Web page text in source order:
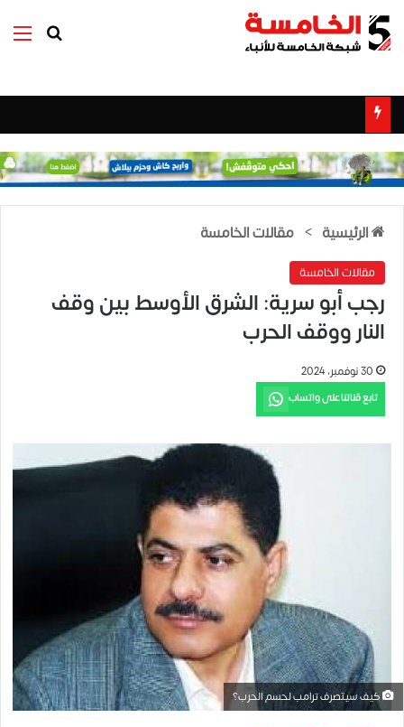
بحث عن
الرئيسية > مقالات الخامسة
مقالات الخامسة
رجب أبو سرية: الشرق الأوسط بين وقف
النار ووقف الحرب
30 نوفمبر، 2024
تابع قناتنا على واتساب
كيف سيتصرف ترامب لحسم الحرب؟